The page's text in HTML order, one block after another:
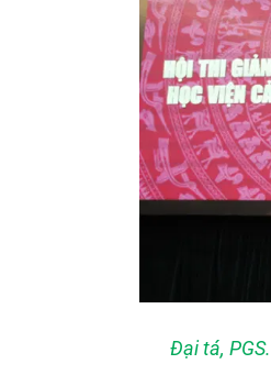
Đại tá,